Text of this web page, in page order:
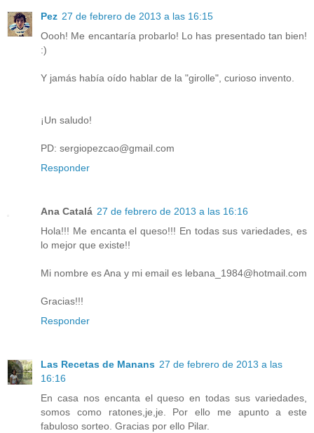
Pez 27 de febrero de 2013 a las 16:15
Oooh! Me encantaría probarlo! Lo has presentado tan bien!
:)
Y jamás había oído hablar de la "girolle", curioso invento.
¡Un saludo!
PD: sergiopezcao@gmail.com
Responder
Ana Catalá 27 de febrero de 2013 a las 16:16
Hola!!! Me encanta el queso!!! En todas sus variedades, es
lo mejor que existe!!
Mi nombre es Ana y mi email es lebana_1984@hotmail.com
Gracias!!!
Responder
Las Recetas de Manans 27 de febrero de 2013 a las
16:16
En casa nos encanta el queso en todas sus variedades,
somos como ratones,je,je. Por ello me apunto a este
fabuloso sorteo. Gracias por ello Pilar.